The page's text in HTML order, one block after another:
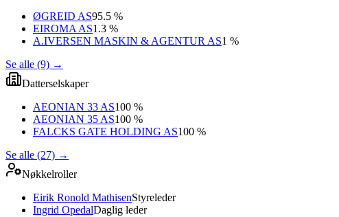
ØGREID AS95.5 %
EIROMA AS1.3 %
A.IVERSEN MASKIN & AGENTUR AS1 %
Se alle (9) →
Datterselskaper
AEONIAN 33 AS100 %
AEONIAN 35 AS100 %
FALCKS GATE HOLDING AS100 %
Se alle (27) →
Nøkkelroller
Eirik Ronold MathisenStyreleder
Ingrid OpedalDaglig leder